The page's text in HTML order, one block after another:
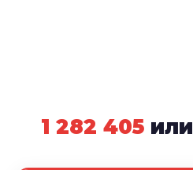
1 282 405или